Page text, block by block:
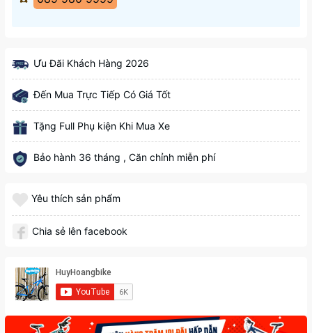
Ưu Đãi Khách Hàng 2026
Đến Mua Trực Tiếp Có Giá Tốt
Tặng Full Phụ kiện Khi Mua Xe
Bảo hành 36 tháng , Căn chỉnh miễn phí
Yêu thích sản phẩm
Chia sẻ lên facebook